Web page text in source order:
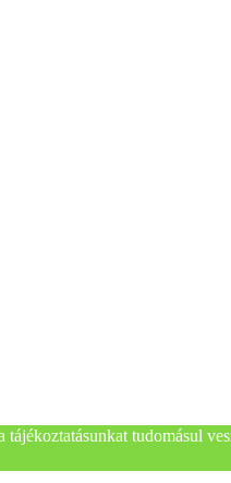
tudomásul